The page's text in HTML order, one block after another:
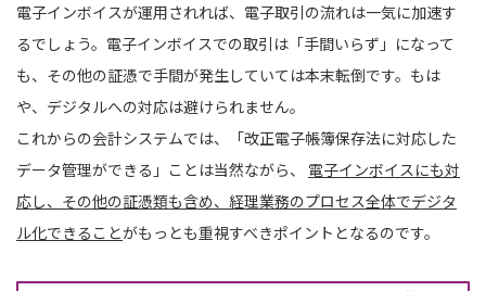
電子インボイスが運用されれば、電子取引の流れは一気に加速す
るでしょう。電子インボイスでの取引は「手間いらず」になって
も、その他の証憑で手間が発生していては本末転倒です。もは
や、デジタルへの対応は避けられません。
これからの会計システムでは、「改正電子帳簿保存法に対応した
データ管理ができる」ことは当然ながら、 電子インボイスにも対
応し、その他の証憑類も含め、経理業務のプロセス全体でデジタ
ル化できることがもっとも重視すべきポイントとなるのです。